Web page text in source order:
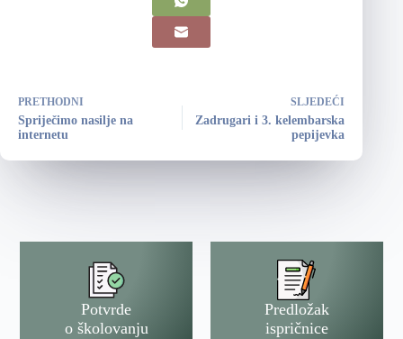
PRETHODNI
Spriječimo nasilje na
internetu
SLJEDEĆI
Zadrugari i 3. kelembarska
pepijevka
Potvrde
o školovanju
Predložak
ispričnice